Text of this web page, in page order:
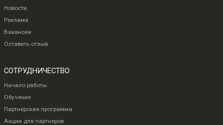
Новости
Реклама
Вакансии
Оставить отзыв
СОТРУДНИЧЕСТВО
Начало работы
Обучение
Партнерская программа
Акции для партнеров